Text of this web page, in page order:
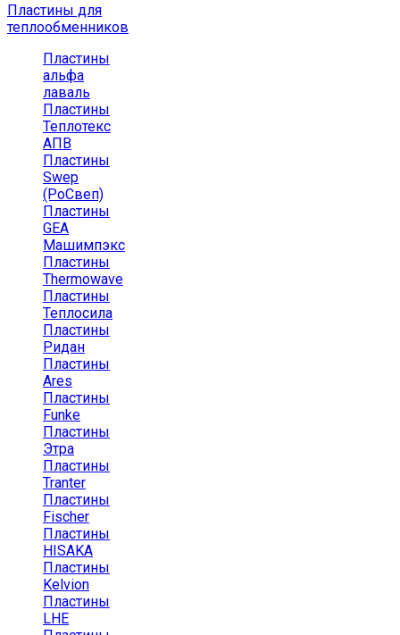
Пластины для
теплообменников
Пластины
альфа
лаваль
Пластины
Теплотекс
АПВ
Пластины
Swep
(РоСвеп)
Пластины
GEA
Машимпэкс
Пластины
Thermowave
Пластины
Теплосила
Пластины
Ридан
Пластины
Ares
Пластины
Funke
Пластины
Этра
Пластины
Tranter
Пластины
Fischer
Пластины
HISAKA
Пластины
Kelvion
Пластины
LHE